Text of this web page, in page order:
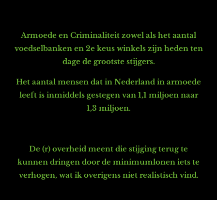
Armoede en Criminaliteit zowel als het aantal
voedselbanken en 2e keus winkels zijn heden ten
dage de grootste stijgers.
Het aantal mensen dat in Nederland in armoede
leeft is inmiddels gestegen van 1,1 miljoen naar
1,3 miljoen.
De (r) overheid meent die stijging terug te
kunnen dringen door de minimumlonen iets te
verhogen, wat ik overigens niet realistisch vind.